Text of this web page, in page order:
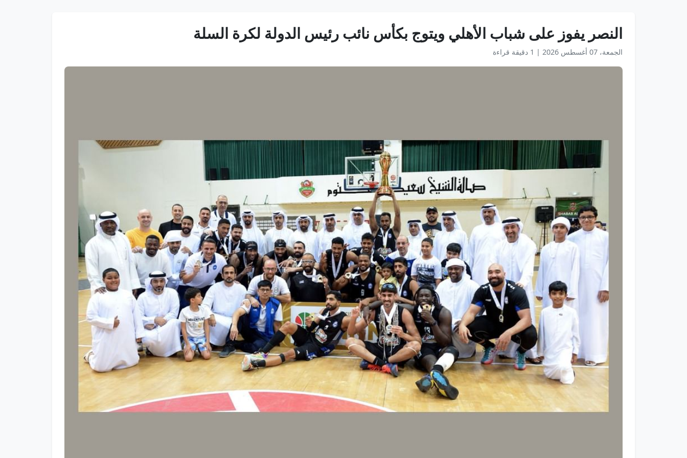
النصر يفوز على شباب الأهلي ويتوج بكأس نائب رئيس الدولة لكرة السلة
الجمعة، 07 أغسطس 2026 | 1 دقيقة قراءة